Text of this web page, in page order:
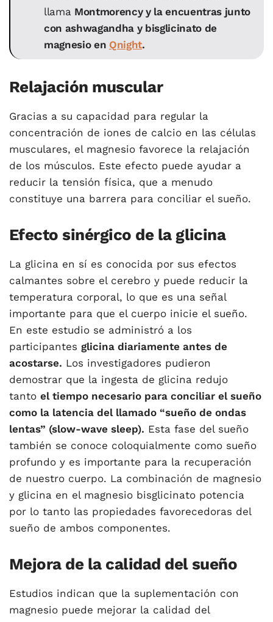
llama Montmorency y la encuentras junto
con ashwagandha y bisglicinato de
magnesio en Qnight.
Relajación muscular
Gracias a su capacidad para regular la
concentración de iones de calcio en las células
musculares, el magnesio favorece la relajación
de los músculos. Este efecto puede ayudar a
reducir la tensión física, que a menudo
constituye una barrera para conciliar el sueño.
Efecto sinérgico de la glicina
La glicina en sí es conocida por sus efectos
calmantes sobre el cerebro y puede reducir la
temperatura corporal, lo que es una señal
importante para que el cuerpo inicie el sueño.
En este estudio se administró a los
participantes glicina diariamente antes de
acostarse. Los investigadores pudieron
demostrar que la ingesta de glicina redujo
tanto el tiempo necesario para conciliar el sueño
como la latencia del llamado “sueño de ondas
lentas” (slow-wave sleep). Esta fase del sueño
también se conoce coloquialmente como sueño
profundo y es importante para la recuperación
de nuestro cuerpo. La combinación de magnesio
y glicina en el magnesio bisglicinato potencia
por lo tanto las propiedades favorecedoras del
sueño de ambos componentes.
Mejora de la calidad del sueño
Estudios indican que la suplementación con
magnesio puede mejorar la calidad del